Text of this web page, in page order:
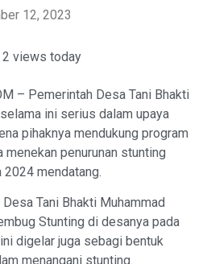
12, 2023
views today
– Pemerintah Desa Tani Bhakti
ini serius dalam upaya
pihaknya mendukung program
menekan penurunan stunting
mendatang.
Tani Bhakti Muhammad
Stunting di desanya pada
digelar juga sebagi bentuk
menangani stunting.